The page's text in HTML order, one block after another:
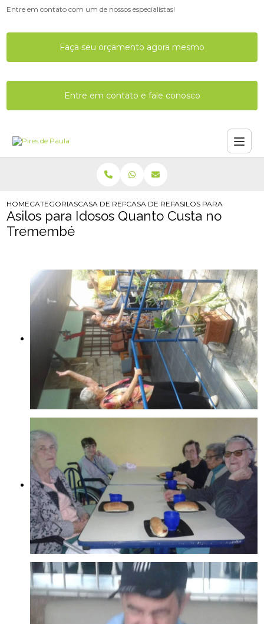
Entre em contato com um de nossos especialistas!
Faça seu orçamento agora mesmo
Entre em contato e fale conosco
HOMECATEGORIASCASA DE REPOUSOCASA DE REPOUSO EM SP
ASILOS PARA IDOSOS
Asilos para Idosos Quanto Custa no
Tremembé